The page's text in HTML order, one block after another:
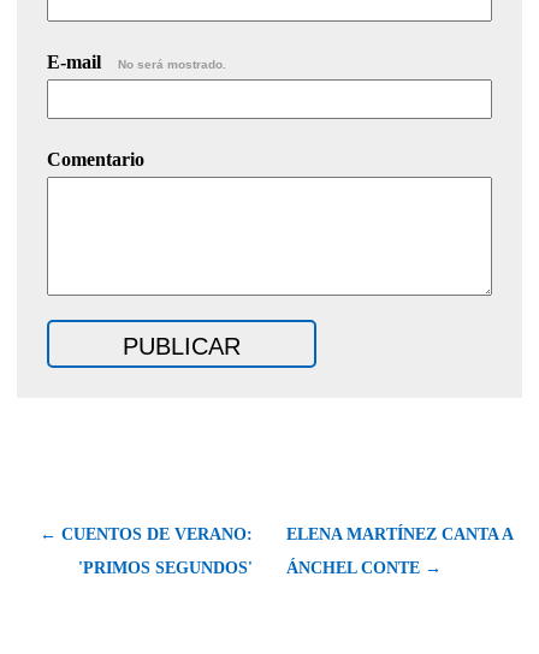
E-mail No será mostrado.
Comentario
← CUENTOS DE VERANO:
'PRIMOS SEGUNDOS'
ELENA MARTÍNEZ CANTA A
ÁNCHEL CONTE →